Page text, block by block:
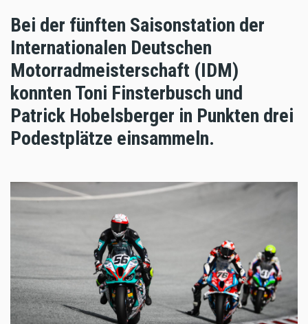
Bei der fünften Saisonstation der
Internationalen Deutschen
Motorradmeisterschaft (IDM)
konnten Toni Finsterbusch und
Patrick Hobelsberger in Punkten drei
Podestplätze einsammeln.